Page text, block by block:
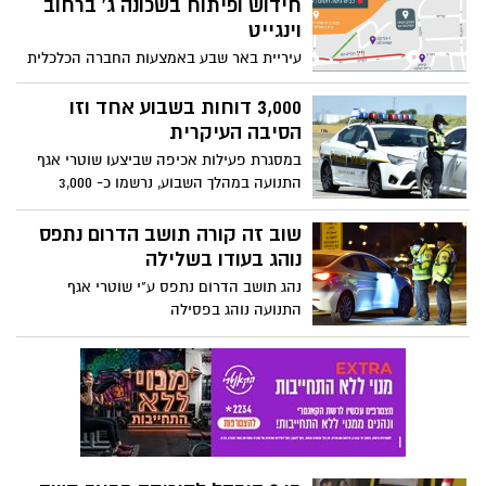
ובריונות כביש
שוב זה קורה תושב הדרום נתפס
נוהג בעודו בשלילה
נהג תושב הדרום נתפס ע"י שוטרי אגף
בן 8 הובהל לסורוקה במצב קשה
לאחר שככל הנראה נפל מגובה
תושב הדרום נתפס כשהוא נוהג
בפסילה
נהג תושב הדרום נתפס ע"י שוטרי אגף
התנועה נוהג בפסילה של בימ"ש
יום השואה הבינלאומי: 179,600
ניצולי שואה חיים בישראל